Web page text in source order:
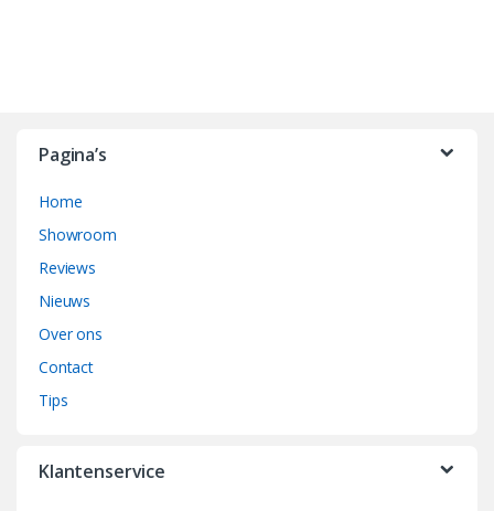
Pagina’s
Home
Showroom
Reviews
Nieuws
Over ons
Contact
Tips
Klantenservice